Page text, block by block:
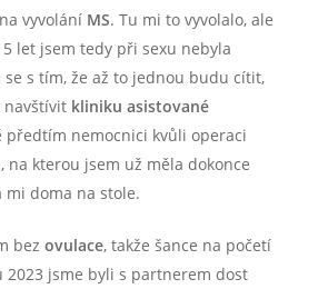
vyvolání MS. Tu mi to vyvolalo, ale
let jsem tedy při sexu nebyla
s tím, že až to jednou budu cítit,
navštívit kliniku asistované
nemocnici kvůli operaci
, na kterou jsem už měla dokonce
mi doma na stole.
bez ovulace, takže šance na početí
2023 jsme byli s partnerem dost